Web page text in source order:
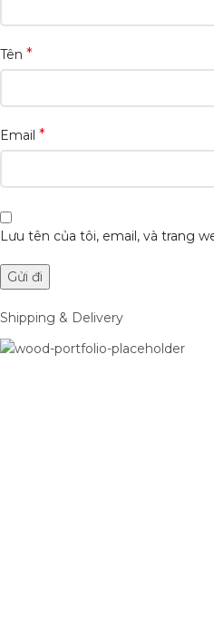
Tên *
Email *
Lưu tên của tôi, email, và trang
Shipping & Delivery